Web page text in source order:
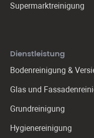
Supermarktreinigung
Dienstleistung
Bodenreinigung &
Glas und
Grundreinigung
Hygienereinigung